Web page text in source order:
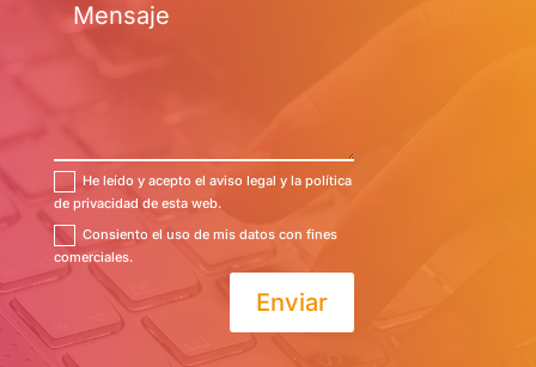
He leído y acepto el aviso legal y la política
de privacidad de esta web.
Consiento el uso de mis datos con fines
comerciales.
Enviar